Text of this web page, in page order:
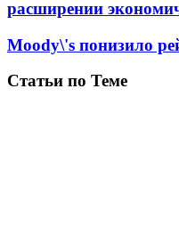
расширении
Moody\'s понизило
Статьи по Теме